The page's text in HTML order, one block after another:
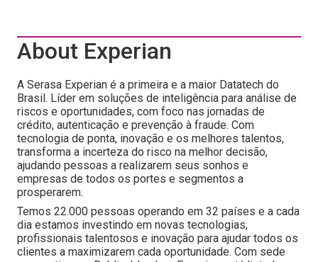
About Experian
A Serasa Experian é a primeira e a maior Datatech do
Brasil. Líder em soluções de inteligência para análise de
riscos e oportunidades, com foco nas jornadas de
crédito, autenticação e prevenção à fraude. Com
tecnologia de ponta, inovação e os melhores talentos,
transforma a incerteza do risco na melhor decisão,
ajudando pessoas a realizarem seus sonhos e
empresas de todos os portes e segmentos a
prosperarem.
Temos 22.000 pessoas operando em 32 países e a cada
dia estamos investindo em novas tecnologias,
profissionais talentosos e inovação para ajudar todos os
clientes a maximizarem cada oportunidade. Com sede